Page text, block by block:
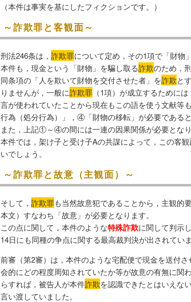
（本件は事実を基にしたフィクションです。）
～詐欺罪と客観面～
刑法246条は， 詐欺罪について定め，その1項で「財物
本件も，現金という「財物」を騙し取る詐欺のため，
同条項の「人を欺いて財物を交付させた者」を詐欺と
りませんが，一般に詐欺罪 （1項）が成立するために
言が使われていたことから現在もこの語を使う文献
行為（処分行為）」，④「財物の移転」が必要であると
また，上記①～④の間には一連の因果関係が必要とな
本件では，架け子と受け子Aの共謀によって，この客
いでしょう。
～詐欺罪と故意（主観面）～
そして， 詐欺罪も当然故意犯であることから，主観的
本文）すなわち「故意」が必要となります。
この点に関して，本件のような特殊詐欺に関して判示
14日にも同種の争点に関する最高裁判決が出されていま
前審（第2審）は，本件のような宅配便で現金を送付さ
会的にどの程度周知されていたか等が故意の有無に関
らすれば，被告人が本件詐欺を認識できたとはいえな
言い渡していました。